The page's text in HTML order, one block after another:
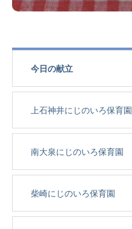
今日の献立
上石神井にじのいろ保育園
南大泉にじのいろ保育園
柴崎にじのいろ保育園